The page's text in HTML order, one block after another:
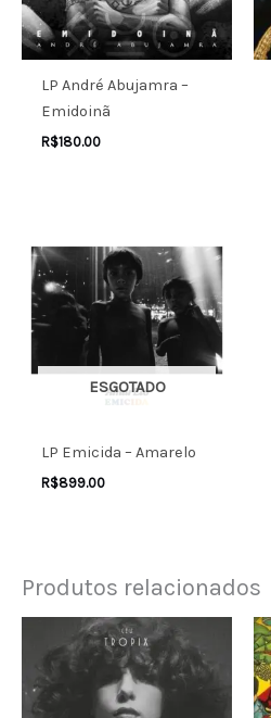
LP André Abujamra –
Emidoinã
R$180.00
ESGOTADO
LP Emicida – Amarelo
R$899.00
Produtos relacionados